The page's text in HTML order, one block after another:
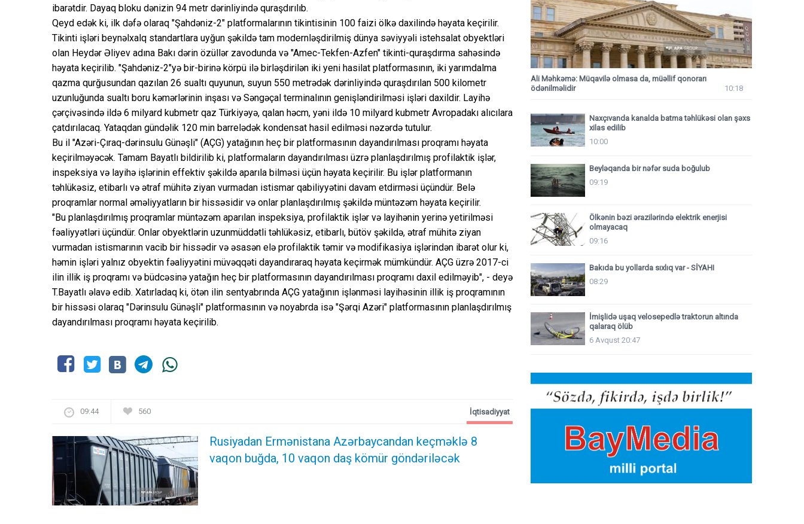
ibarətdir. Dayaq bloku dənizin 94 metr dərinliyində quraşdırılıb.
Qeyd edək ki, ilk dəfə olaraq "Şahdəniz-2" platformalarının tikintisinin 100 faizi ölkə daxilində həyata keçirilir.
Tikinti işləri beynəlxalq standartlara uyğun şəkildə tam modernləşdirilmiş dünya səviyyəli istehsalat obyektləri
olan Heydər Əliyev adına Bakı dərin özüllər zavodunda və "Amec-Tekfen-Azfen" tikinti-quraşdırma sahəsində
həyata keçirilib. "Şahdəniz-2"yə bir-birinə körpü ilə birləşdirilən iki yeni hasilat platformasının, iki yarımdalma
qazma qurğusundan qazılan 26 sualtı quyunun, suyun 550 metrədək dərinliyində quraşdırılan 500 kilometr
uzunluğunda sualtı boru kəmərlərinin inşası və Səngəçal terminalının genişləndirilməsi işləri daxildir. Layihə
çərçivəsində ildə 6 milyard kubmetr qaz Türkiyəyə, qalan həcm, yəni ildə 10 milyard kubmetr Avropadakı alıcılara
çatdırılacaq. Yataqdan gündəlik 120 min barrelədək kondensat hasil edilməsi nəzərdə tutulur.
Bu il "Azəri-Çıraq-dərinsulu Günəşli" (AÇG) yatağının heç bir platformasının dayandırılması proqramı həyata
keçirilməyəcək. Tamam Bayatlı bildirilib ki, platformaların dayandırılması üzrə planlaşdırılmış profilaktik işlər,
inspeksiya və layihə işlərinin effektiv şəkildə aparıla bilməsi üçün həyata keçirilir. Bu işlər platformanın
təhlükəsiz, etibarlı və ətraf mühitə ziyan vurmadan istismar qabiliyyətini davam etdirməsi üçündür. Belə
proqramlar normal əməliyyatların bir hissəsidir və onlar planlaşdırılmış şəkildə müntəzəm həyata keçirilir.
"Bu planlaşdırılmış proqramlar müntəzəm aparılan inspeksiya, profilaktik işlər və layihənin yerinə yetirilməsi
fəaliyyətləri üçündür. Onlar obyektlərin uzunmüddətli təhlükəsiz, etibarlı, bütöv şəkildə, ətraf mühitə ziyan
vurmadan istismarının vacib bir hissədir və əsasən elə profilaktik təmir və modifikasiya işlərindən ibarət olur ki,
həmin işləri yalnız obyektin fəaliyyətini müvəqqəti dayandıraraq həyata keçirmək mümkündür. AÇG üzrə 2017-ci
ilin illik iş proqramı və büdcəsinə yatağın heç bir platformasının dayandırılması proqramı daxil edilməyib", - deyə
T.Bayatlı əlavə edib. Xatırladaq ki, ötən ilin sentyabrında AÇG yatağının işlənməsi layihəsinin illik iş proqramının
bir hissəsi olaraq "Dərinsulu Günəşli" platformasının və noyabrda isə "Şərqi Azəri" platformasının planlaşdırılmış
dayandırılması proqramı həyata keçirilib.
09:44 560
Rusiyadan Ermənistana Azərbaycandan keçməklə 8
vaqon buğda, 10 vaqon daş kömür göndəriləcək
İqtisadiyyat
Ali Məhkəmə: Müqavilə olmasa da, müəllif qonorarı
ödənilməlidir
10:18
Naxçıvanda kanalda batma təhlükəsi olan şəxs
xilas edilib
10:00
Beyləqanda bir nəfər suda boğulub
09:19
Ölkənin bəzi ərazilərində elektrik enerjisi
olmayacaq
09:16
Bakıda bu yollarda sıxlıq var - SİYAHI
08:29
İmişlidə uşaq velosepedlə traktorun altında
qalaraq ölüb
6 Avqust 20:47